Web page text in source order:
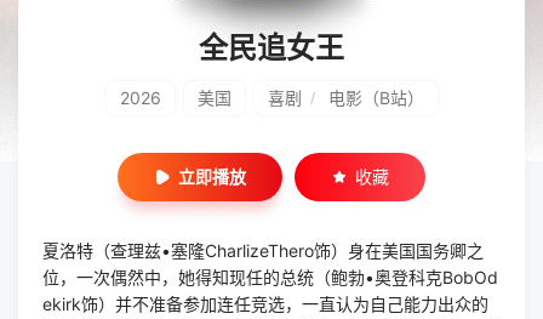
全民追女王
2026 美国 喜剧 / 电影（B站）
立即播放 收藏
夏洛特（查理兹•塞隆CharlizeThero饰）身在美国国务卿之
位，一次偶然中，她得知现任的总统（鲍勃•奥登科克BobOd
ekirk饰）并不准备参加连任竞选，一直认为自己能力出众的